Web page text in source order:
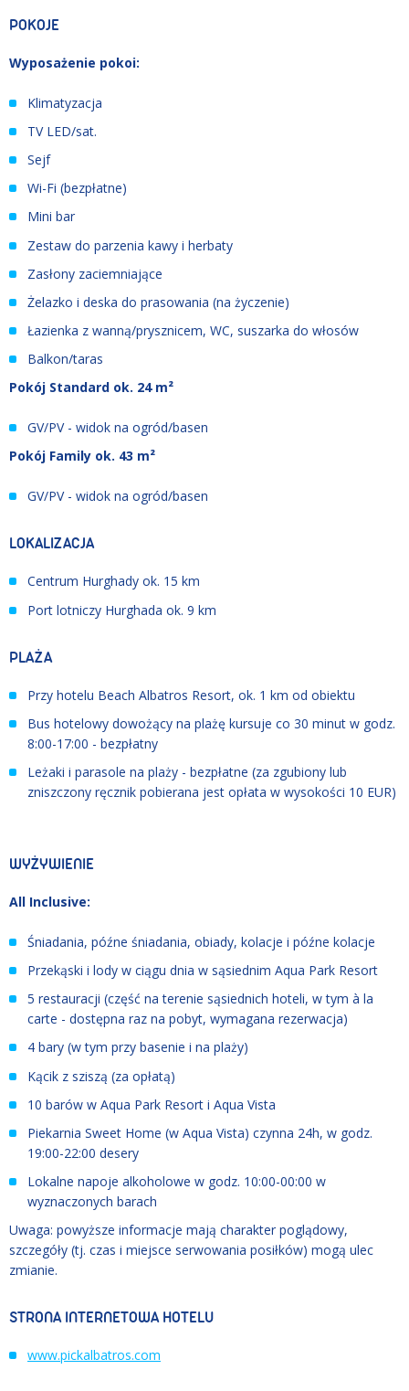
POKOJE
Wyposażenie pokoi:
Klimatyzacja
TV LED/sat.
Sejf
Wi-Fi (bezpłatne)
Mini bar
Zestaw do parzenia kawy i herbaty
Zasłony zaciemniające
Żelazko i deska do prasowania (na życzenie)
Łazienka z wanną/prysznicem, WC, suszarka do włosów
Balkon/taras
Pokój Standard ok. 24 m²
GV/PV - widok na ogród/basen
Pokój Family ok. 43 m²
GV/PV - widok na ogród/basen
LOKALIZACJA
Centrum Hurghady ok. 15 km
Port lotniczy Hurghada ok. 9 km
PLAŻA
Przy hotelu Beach Albatros Resort, ok. 1 km od obiektu
Bus hotelowy dowożący na plażę kursuje co 30 minut w godz.
8:00-17:00 - bezpłatny
Leżaki i parasole na plaży - bezpłatne (za zgubiony lub
zniszczony ręcznik pobierana jest opłata w wysokości 10 EUR)
WYŻYWIENIE
All Inclusive:
Śniadania, późne śniadania, obiady, kolacje i późne kolacje
Przekąski i lody w ciągu dnia w sąsiednim Aqua Park Resort
5 restauracji (część na terenie sąsiednich hoteli, w tym à la
carte - dostępna raz na pobyt, wymagana rezerwacja)
4 bary (w tym przy basenie i na plaży)
Kącik z sziszą (za opłatą)
10 barów w Aqua Park Resort i Aqua Vista
Piekarnia Sweet Home (w Aqua Vista) czynna 24h, w godz.
19:00-22:00 desery
Lokalne napoje alkoholowe w godz. 10:00-00:00 w
wyznaczonych barach
Uwaga: powyższe informacje mają charakter poglądowy,
szczegóły (tj. czas i miejsce serwowania posiłków) mogą ulec
zmianie.
STRONA INTERNETOWA HOTELU
www.pickalbatros.com